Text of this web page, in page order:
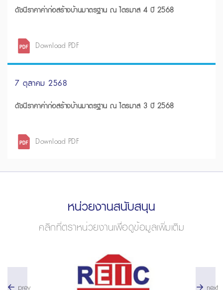
ดัชนีราคาค่าก่อสร้างบ้านมาตรฐาน ณ ไตรมาส 4 ปี 2568
Download PDF
7 ตุลาคม 2568
ดัชนีราคาค่าก่อสร้างบ้านมาตรฐาน ณ ไตรมาส 3 ปี 2568
Download PDF
หน่วยงานสนับสนุน
คลิกที่ตราหน่วยงานเพื่อดูข้อมูลเพิ่มเติม
prev next